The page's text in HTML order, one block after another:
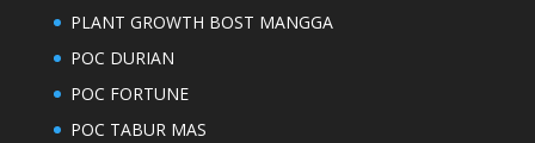
PLANT GROWTH BOST MANGGA
POC DURIAN
POC FORTUNE
POC TABUR MAS